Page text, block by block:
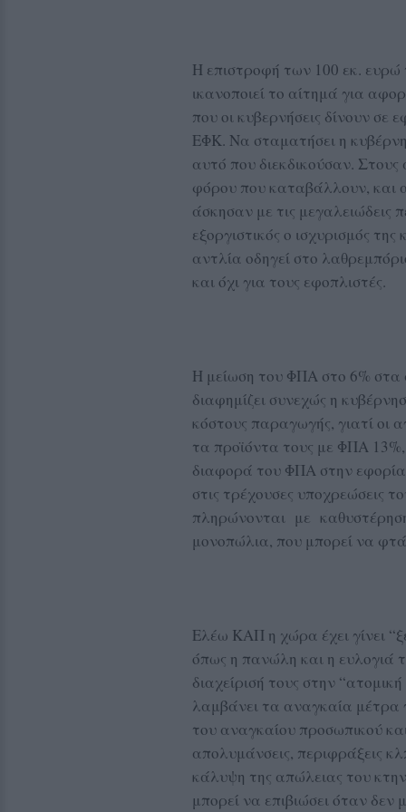
Η επιστροφή των 100 εκ. ευρώ
ικανοποιεί το αίτημά για
που οι κυβερνήσεις δίνουν σε
ΕΦΚ. Να σταματήσει η
αυτό που διεκδικούσαν.
φόρου που καταβάλλουν, και
άσκησαν με τις μεγαλειώδεις
εξοργιστικός ο ισχυρισμός
αντλία οδηγεί στο
και όχι για τους εφοπλιστές.
Η μείωση του ΦΠΑ στο 6% στα
διαφημίζει συνεχώς η
κόστους παραγωγής, γιατί οι
τα προϊόντα τους με ΦΠΑ
διαφορά του ΦΠΑ στην
στις τρέχουσες υποχρεώσεις
πληρώνονται με
μονοπώλια, που μπορεί να
Ελέω ΚΑΠ η χώρα έχει γίνει
όπως η πανώλη και η ευλογιά
διαχείρισή τους στην
λαμβάνει τα αναγκαία μέτρα
του αναγκαίου προσωπικού
απολυμάνσεις, περιφράξεις
κάλυψη της απώλειας του
μπορεί να επιβιώσει όταν